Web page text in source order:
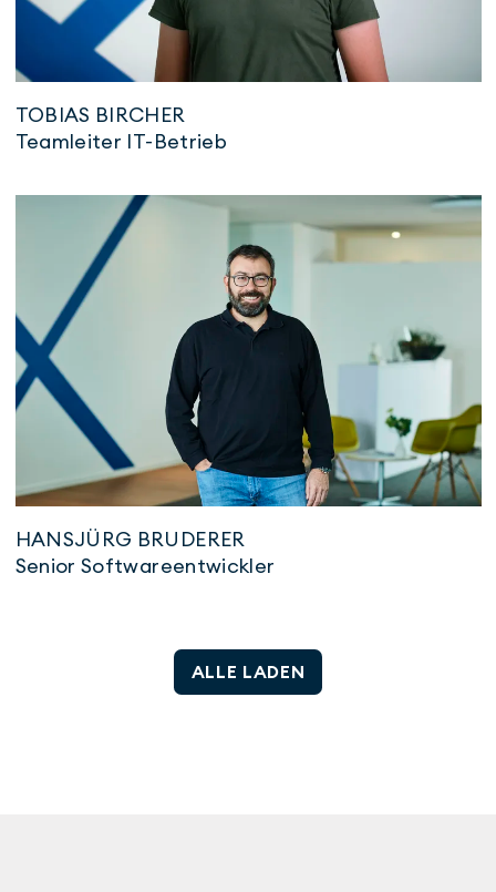
TOBIAS BIRCHER
Teamleiter IT-Betrieb
HANSJÜRG BRUDERER
Senior Softwareentwickler
ALLE LADEN